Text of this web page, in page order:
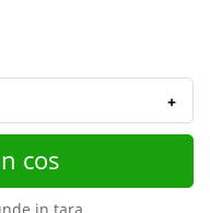
+
cos